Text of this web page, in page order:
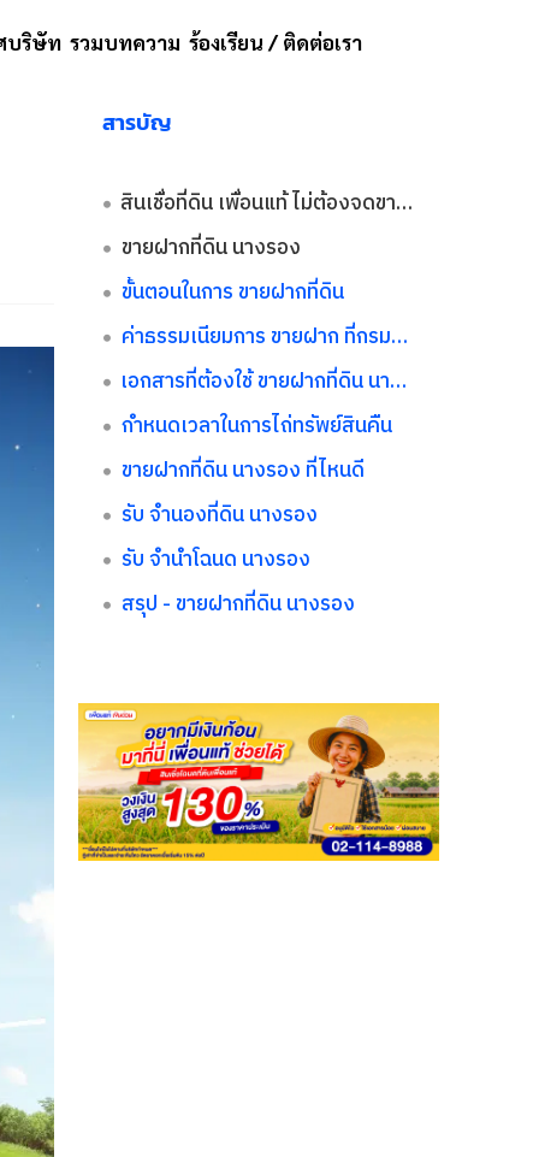
บริษัท รวมบทความ ร้องเรียน / ติดต่อเรา
สารบัญ
สินเชื่อที่ดิน เพื่อนแท้ ไม่ต้องจดขายฝาก
ขายฝากที่ดิน นางรอง
ขั้นตอนในการ ขายฝากที่ดิน
ค่าธรรมเนียมการ ขายฝาก ที่กรมที่ดิน
เอกสารที่ต้องใช้ ขายฝากที่ดิน นางรอง
กำหนดเวลาในการไถ่ทรัพย์สินคืน
ขายฝากที่ดิน นางรอง ที่ไหนดี
รับ จำนองที่ดิน นางรอง
รับ จำนำโฉนด นางรอง
สรุป - ขายฝากที่ดิน นางรอง